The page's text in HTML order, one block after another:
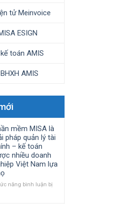
tử Meinvoice
ESIGN
toán AMIS
AMIS
mềm MISA là
pháp quản lý tài
– kế toán
nhiều doanh
Việt Nam lựa
năng bình luận bị